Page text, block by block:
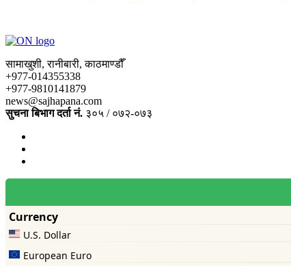
सामाखुशी, रानीबारी, काठमाण्डौँ
+977-014355338
+977-9810141879
news@sajhapana.com
सुचना बिभाग दर्ता नं. ३०५ / ०७२-०७३